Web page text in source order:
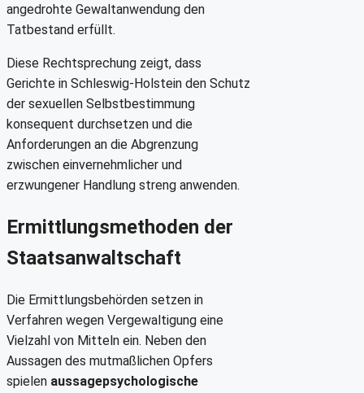
angedrohte Gewaltanwendung den
Tatbestand erfüllt.
Diese Rechtsprechung zeigt, dass
Gerichte in Schleswig-Holstein den Schutz
der sexuellen Selbstbestimmung
konsequent durchsetzen und die
Anforderungen an die Abgrenzung
zwischen einvernehmlicher und
erzwungener Handlung streng anwenden.
Ermittlungsmethoden der
Staatsanwaltschaft
Die Ermittlungsbehörden setzen in
Verfahren wegen Vergewaltigung eine
Vielzahl von Mitteln ein. Neben den
Aussagen des mutmaßlichen Opfers
spielen aussagepsychologische